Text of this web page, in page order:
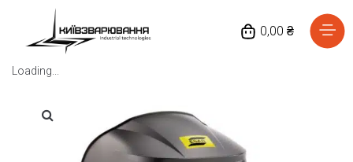
0,00 ₴
Loading...
Каталог товарів